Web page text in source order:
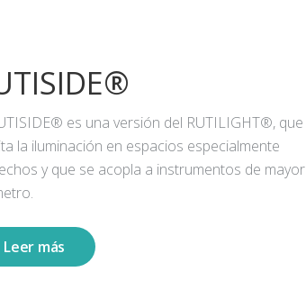
es una versión del RUTILIGHT®, que
la iluminación en espacios especialmente
y que se acopla a instrumentos de mayor
Leer más